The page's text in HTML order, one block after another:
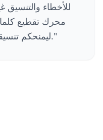
للأخطاء
ليمنحكم تنسيقاً مثالياً للغة التايلاندية."